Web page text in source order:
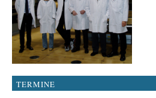
TERMINE